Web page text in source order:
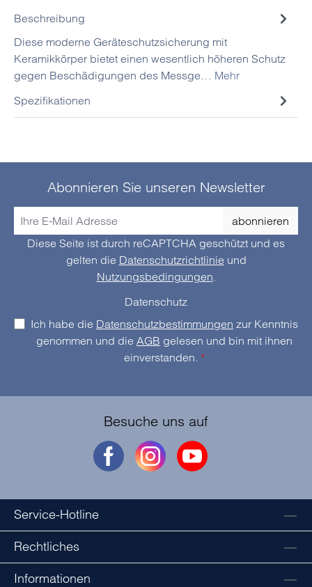
Beschreibung
Diese moderne Geräteschutzsicherung mit
Keramikkörper bietet einen wesentlich höheren Schutz
gegen Beschädigungen des Messge… Mehr
Spezifikationen
Abonnieren Sie unseren Newsletter
abonnieren
Diese Seite ist durch reCAPTCHA geschützt und es
gelten die Datenschutzrichtlinie und
Nutzungsbedingungen.
Datenschutz
Ich habe die Datenschutzbestimmungen zur Kenntnis
genommen und die AGB gelesen und bin mit ihnen
einverstanden. *
Besuche uns auf
Service-Hotline
Rechtliches
Informationen